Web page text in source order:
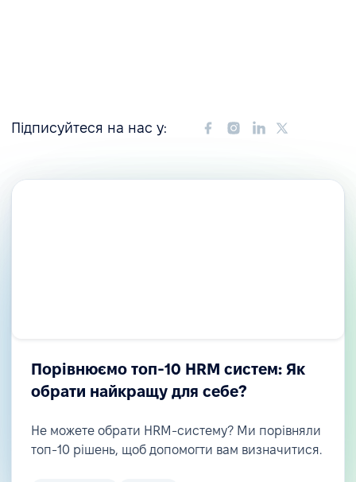
Підписуйтеся на нас у:
Порівнюємо топ-10 HRM систем: Як
обрати найкращу для себе?
Не можете обрати HRM-систему? Ми порівняли
топ-10 рішень, щоб допомогти вам визначитися.